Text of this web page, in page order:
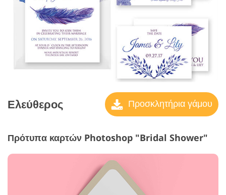
Ελεύθερος Προσκλητήρια γάμου
Πρότυπα καρτών Photoshop "Bridal Shower"